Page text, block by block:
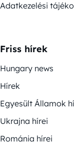
Adatkezelési
Friss hírek
Hungary news
Hírek
Egyesült Államok
Ukrajna hírei
Románia hírei